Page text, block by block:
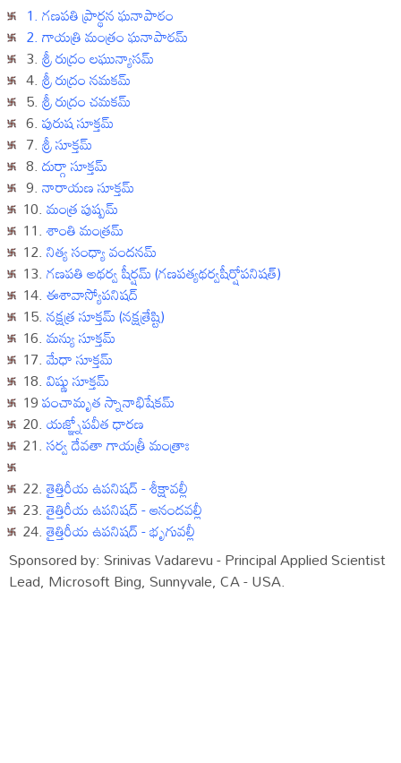
1. గణపతి ప్రార్థన ఘనాపాఠం
2. గాయత్రి మంత్రం ఘనాపాఠమ్
3.శ్రీ రుద్రం లఘున్యాసమ్
4.శ్రీ రుద్రం నమకమ్
5.శ్రీ రుద్రం చమకమ్
6.పురుష సూక్తమ్
7.శ్రీ సూక్తమ్
8.దుర్గా సూక్తమ్
9.నారాయణ సూక్తమ్
10.మంత్ర పుష్పమ్
11.శాంతి మంత్రమ్
12.నిత్య సంధ్యా వందనమ్
13.గణపతి అథర్వ షీర్షమ్ (గణపత్యథర్వషీర్షోపనిషత్)
14.ఈశావాస్యోపనిషద్
15.నక్షత్ర సూక్తమ్ (నక్షత్రేష్టి)
16.మన్యు సూక్తమ్
17.మేధా సూక్తమ్
18.విష్ణు సూక్తమ్
19పంచామృత స్నానాభిషేకమ్
20.యజ్ఞ్నోపవీత ధారణ
21.సర్వ దేవతా గాయత్రీ మంత్రాః
22.తైత్తిరీయ ఉపనిషద్ - శీక్షావల్లీ
23.తైత్తిరీయ ఉపనిషద్ - ఆనందవల్లీ
24.తైత్తిరీయ ఉపనిషద్ - భృగువల్లీ
Sponsored by: Srinivas Vadarevu - Principal Applied Scientist
Lead, Microsoft Bing, Sunnyvale, CA - USA.